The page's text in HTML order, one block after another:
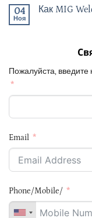
04
Ноя
Как MIG
Пожалуйста,
Email
Phone/Mobile/